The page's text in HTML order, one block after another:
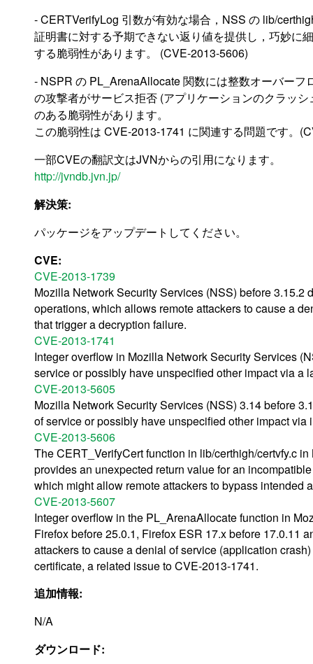
- CERTVerifyLog 引数が有効な場合，NSS の lib/
証明書に対する予期できない返り値を提供し，巧妙に
する脆弱性があります。 (CVE-2013-5606)
- NSPR の PL_ArenaAllocate 関数には整数オーバー
の攻撃者がサービス拒否 (アプリケーションのクラッ
のある脆弱性があります。
この脆弱性は CVE-2013-1741 に関連する問題です。
一部CVEの翻訳文はJVNからの引用になります。
http://jvndb.jvn.jp/
解決策:
パッケージをアップデートしてください。
CVE:
CVE-2013-1739
Mozilla Network Security Services (NSS) before 3.15.2
operations, which allows remote attackers to cause a
that trigger a decryption failure.
CVE-2013-1741
Integer overflow in Mozilla Network Security Services
service or possibly have unspecified other impact via a
CVE-2013-5605
Mozilla Network Security Services (NSS) 3.14 before
of service or possibly have unspecified other impact
CVE-2013-5606
The CERT_VerifyCert function in lib/certhigh/certvfy.c
provides an unexpected return value for an
which might allow remote attackers to bypass intended
CVE-2013-5607
Integer overflow in the PL_ArenaAllocate function in
Firefox before 25.0.1, Firefox ESR 17.x before 17.0.11
attackers to cause a denial of service (application
certificate, a related issue to CVE-2013-1741.
追加情報:
N/A
ダウンロード: